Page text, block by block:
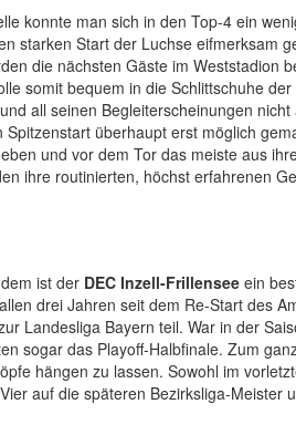
konnte man sich in den Top-4 ein
starken Start der Luchse eifmerksam
die nächsten Gäste im Weststadion
somit bequem in die Schlittschuhe
all seinen Begleiterscheinungen
überhaupt erst möglich
und vor dem Tor das meiste aus
ihre routinierten, höchst erfahrenen
ist der DEC Inzell-Frillensee ein
drei Jahren seit dem Re-Start des
Landesliga Bayern teil. War in der
sogar das Playoff-Halbfinale. Zum
hängen zu lassen. Sowohl im
auf die späteren Bezirksliga-Meister